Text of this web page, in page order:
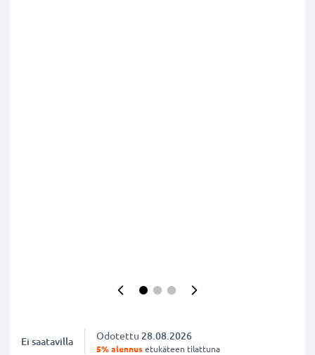
Ei saatavilla Odotettu 28.08.2026
5% alennusetukäteen tilattuna